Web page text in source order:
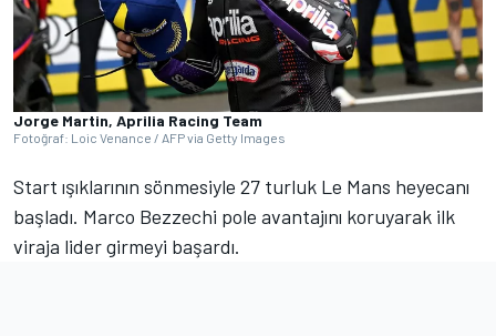
Jorge Martin, Aprilia Racing Team
Fotoğraf: Loic Venance / AFP via Getty Images
Start ışıklarının sönmesiyle 27 turluk Le Mans heyecanı
başladı. Marco Bezzechi pole avantajını koruyarak ilk
viraja lider girmeyi başardı.